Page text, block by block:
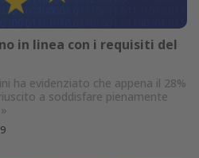
in linea con i requisiti del
ha evidenziato che appena il 28%
a soddisfare pienamente
»